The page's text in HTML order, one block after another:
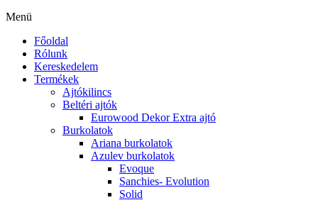
Menü
Főoldal
Rólunk
Kereskedelem
Termékek
Ajtókilincs
Beltéri ajtók
Eurowood Dekor Extra ajtó
Burkolatok
Ariana burkolatok
Azulev burkolatok
Evoque
Sanchies- Evolution
Solid